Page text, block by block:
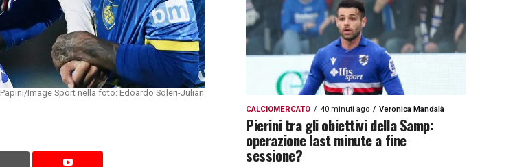
Image Sport nella foto: Edoardo Soleri-Julian
CALCIOMERCATO 40 minuti ago Veronica Mandalà
Pierini tra gli obiettivi della Samp:
operazione last minute a fine
sessione?